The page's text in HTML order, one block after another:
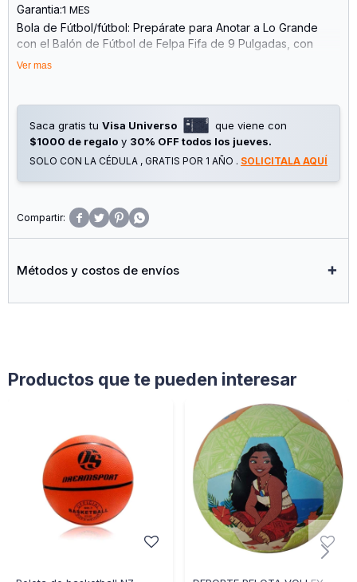
Garantia:1 MES
Bola de Fútbol/fútbol: Prepárate para Anotar a Lo Grande
con el Balón de Fútbol de Felpa Fifa de 9 Pulgadas, con
Patrones Oficiales de la Copa del Mundo.
Producto Oficial de la Fifa: Hecho para Ofrecer Autenticidad
y Durabilidad, Este Peluche es un Coleccionable Oficial de la
Copa Mundial de la Fifa para los Fanáticos
Colecciónalos Todos: Completa Tu Colección de Balones de
Pelotas de Fútbol de Felpa Negra, Roja y Púrpura de 9
Ver mas
Saca gratis tu Visa Universo
que viene con
$1000 de regalo y 30% OFF todos los jueves.
SOLO CON LA CÉDULA , GRATIS POR 1 AÑO . SOLICITALA AQUÍ
   
Métodos y costos de envíos
Productos que te pueden interesar